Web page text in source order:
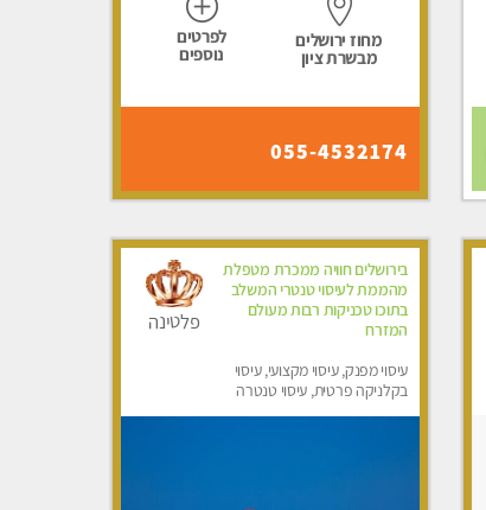
מחוז ירושלים
מבשרת ציון
לפרטים
נוספים
055-4532174
בירושלים חוויה ממכרת מטפלת
מהממת לעיסוי טנטרי המשלב
בתוכו טכניקות רבות מעולם
המזרח
עיסוי מפנק, עיסוי מקצועי, עיסוי
בקלניקה פרטית, עיסוי טנטרה
פלטינה